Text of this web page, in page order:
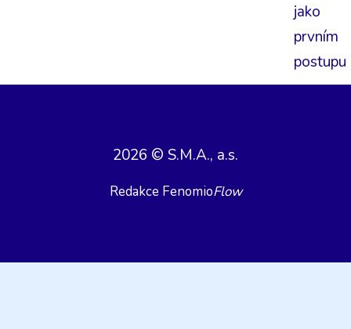
jako
prvním
postupu
2026 © S.M.A., a.s.
Redakce FenomioFlow